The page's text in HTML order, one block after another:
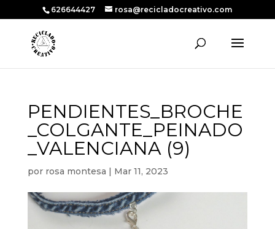
626644427 rosa@recicladocreativo.com
PENDIENTES_BROCHE
_COLGANTE_PEINADO
_VALENCIANA (9)
por rosa montesa | Mar 11, 2023